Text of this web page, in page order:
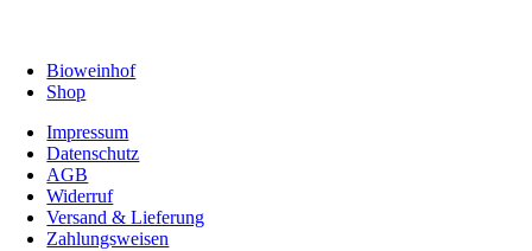
Bioweinhof
Shop
Impressum
Datenschutz
AGB
Widerruf
Versand & Lieferung
Zahlungsweisen